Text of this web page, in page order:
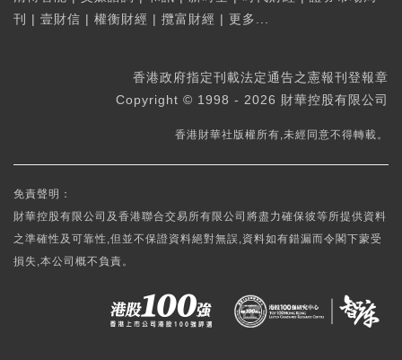
刊
| 壹財信 | 權衡財經 | 攬富財經 | 更多...
香港政府指定刊載法定通告之憲報刊登報章
Copyright © 1998 - 2026 財華控股有限公司
香港財華社版權所有,未經同意不得轉載。
免責聲明：
財華控股有限公司及香港聯合交易所有限公司將盡力確保彼等所提供資料
之準確性及可靠性,但並不保證資料絕對無誤,資料如有錯漏而令閣下蒙受
損失,本公司概不負責。